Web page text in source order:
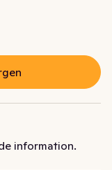
information.